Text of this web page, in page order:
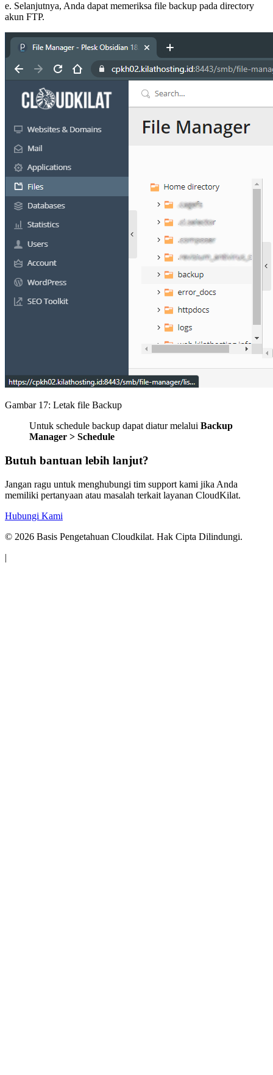
e. Selanjutnya, Anda dapat memeriksa file backup pada directory
akun FTP.
Gambar 17: Letak file Backup
Untuk schedule backup dapat diatur melalui Backup
Manager > Schedule
Butuh bantuan lebih lanjut?
Jangan ragu untuk menghubungi tim support kami jika Anda
memiliki pertanyaan atau masalah terkait layanan CloudKilat.
Hubungi Kami
© 2026 Basis Pengetahuan Cloudkilat. Hak Cipta Dilindungi.
|